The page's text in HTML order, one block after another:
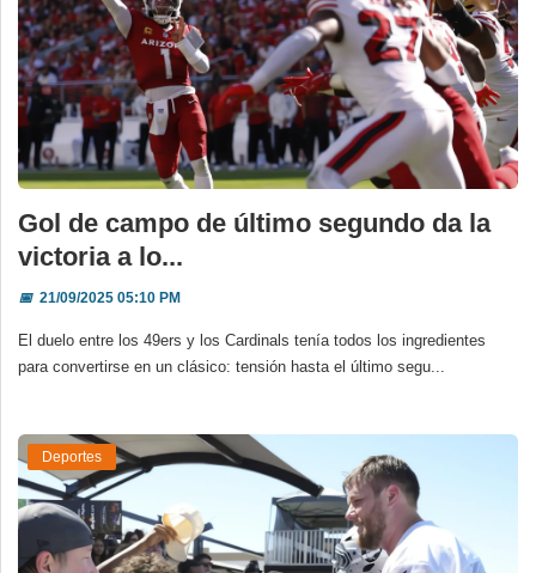
Gol de campo de último segundo da la
victoria a lo...
📅21/09/2025 05:10 PM
El duelo entre los 49ers y los Cardinals tenía todos los ingredientes
para convertirse en un clásico: tensión hasta el último segu...
Deportes